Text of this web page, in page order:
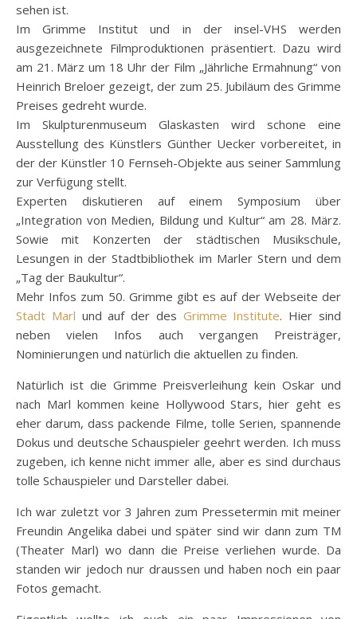
sehen ist.
Im Grimme Institut und in der insel-VHS werden
ausgezeichnete Filmproduktionen präsentiert. Dazu wird
am 21. März um 18 Uhr der Film „Jährliche Ermahnung“ von
Heinrich Breloer gezeigt, der zum 25. Jubiläum des Grimme
Preises gedreht wurde.
Im Skulpturenmuseum Glaskasten wird schone eine
Ausstellung des Künstlers Günther Uecker vorbereitet, in
der der Künstler 10 Fernseh-Objekte aus seiner Sammlung
zur Verfügung stellt.
Experten diskutieren auf einem Symposium über
„Integration von Medien, Bildung und Kultur“ am 28. März.
Sowie mit Konzerten der städtischen Musikschule,
Lesungen in der Stadtbibliothek im Marler Stern und dem
„Tag der Baukultur“.
Mehr Infos zum 50. Grimme gibt es auf der Webseite der
Stadt Marl und auf der des Grimme Institute. Hier sind
neben vielen Infos auch vergangen Preisträger,
Nominierungen und natürlich die aktuellen zu finden.
Natürlich ist die Grimme Preisverleihung kein Oskar und
nach Marl kommen keine Hollywood Stars, hier geht es
eher darum, dass packende Filme, tolle Serien, spannende
Dokus und deutsche Schauspieler geehrt werden. Ich muss
zugeben, ich kenne nicht immer alle, aber es sind durchaus
tolle Schauspieler und Darsteller dabei.
Ich war zuletzt vor 3 Jahren zum Pressetermin mit meiner
Freundin Angelika dabei und später sind wir dann zum TM
(Theater Marl) wo dann die Preise verliehen wurde. Da
standen wir jedoch nur draussen und haben noch ein paar
Fotos gemacht.